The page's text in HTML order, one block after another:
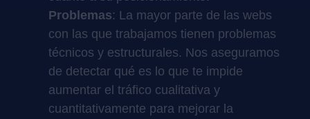
Problemas: La mayor parte de las webs
con las que trabajamos tienen problemas
técnicos y estructurales. Nos aseguramos
de detectar qué es lo que te impide
aumentar el tráfico cualitativa y
cuantitativamente para mejorar la